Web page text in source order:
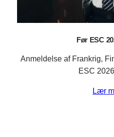
Før ESC
Anmeldelse af Frankrig,
ESC
Lær